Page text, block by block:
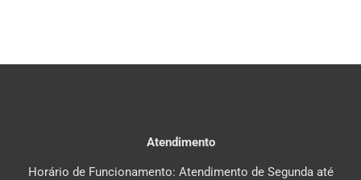
Atendimento
Horário de Funcionamento: Atendimento de Segunda até